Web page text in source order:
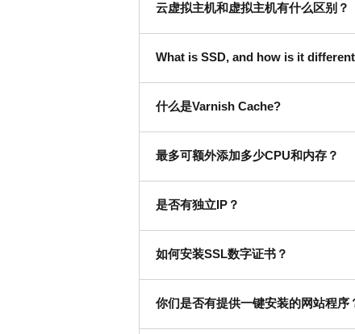
云虚拟主机和虚拟主机有什么区别？
What is SSD, and how is it
什么是Varnish Cache?
最多可额外添加多少CPU和内存？
是否有独立IP？
如何安装SSL数字证书？
你们是否有提供一键安装的网站程序